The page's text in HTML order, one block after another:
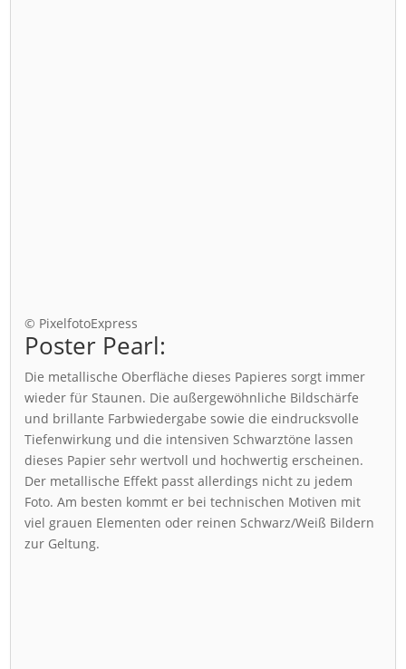
© PixelfotoExpress
Poster Pearl:
Die metallische Oberfläche dieses Papieres sorgt immer
wieder für Staunen. Die außergewöhnliche Bildschärfe
und brillante Farbwiedergabe sowie die eindrucksvolle
Tiefenwirkung und die intensiven Schwarztöne lassen
dieses Papier sehr wertvoll und hochwertig erscheinen.
Der metallische Effekt passt allerdings nicht zu jedem
Foto. Am besten kommt er bei technischen Motiven mit
viel grauen Elementen oder reinen Schwarz/Weiß Bildern
zur Geltung.